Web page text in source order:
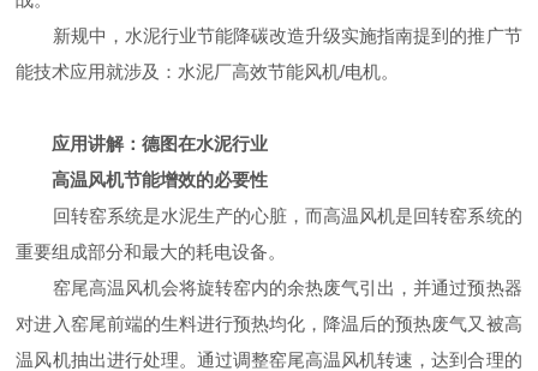
新规中，水泥行业节能降碳改造升级实施指南提到的推广节
能技术应用就涉及：水泥厂高效节能风机/电机。
应用讲解：德图在水泥行业
高温风机节能增效的必要性
回转窑系统是水泥生产的心脏，而高温风机是回转窑系统的
重要组成部分和最大的耗电设备。
窑尾高温风机会将旋转窑内的余热废气引出，并通过预热器
对进入窑尾前端的生料进行预热均化，降温后的预热废气又被高
温风机抽出进行处理。通过调整窑尾高温风机转速，达到合理的